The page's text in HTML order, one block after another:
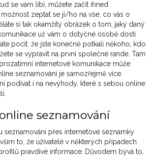
se vám líbí, můžete začít ihned
možnost zeptat se jí/ho na vše, co vás o
si tak okamžitý obrázek o tom, jaký daný
už vám o dotyčné osobě dosti
pocit, že jste konečně potkali někoho, kdo
se vypravit na první společné rande. Tam
internetové komunikace může
seznamování je samozřejmě více.
podívat i na nevýhody, které s sebou online
seznamování
seznamování přes internetové seznamky
to, že uživatelé v některých případech
pravdivé informace. Důvodem bývá to,